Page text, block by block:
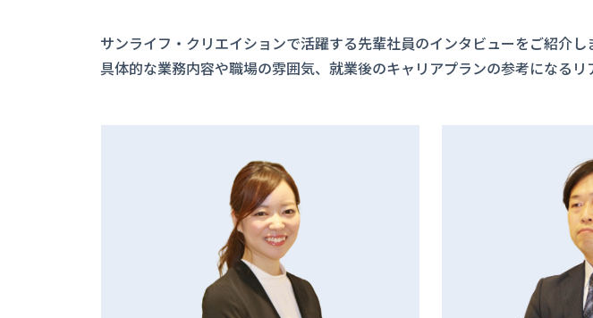
サンライフ・クリエイションで活躍する先輩社員のインタビューをご紹介し
具体的な業務内容や職場の雰囲気、就業後のキャリアプランの参考になる